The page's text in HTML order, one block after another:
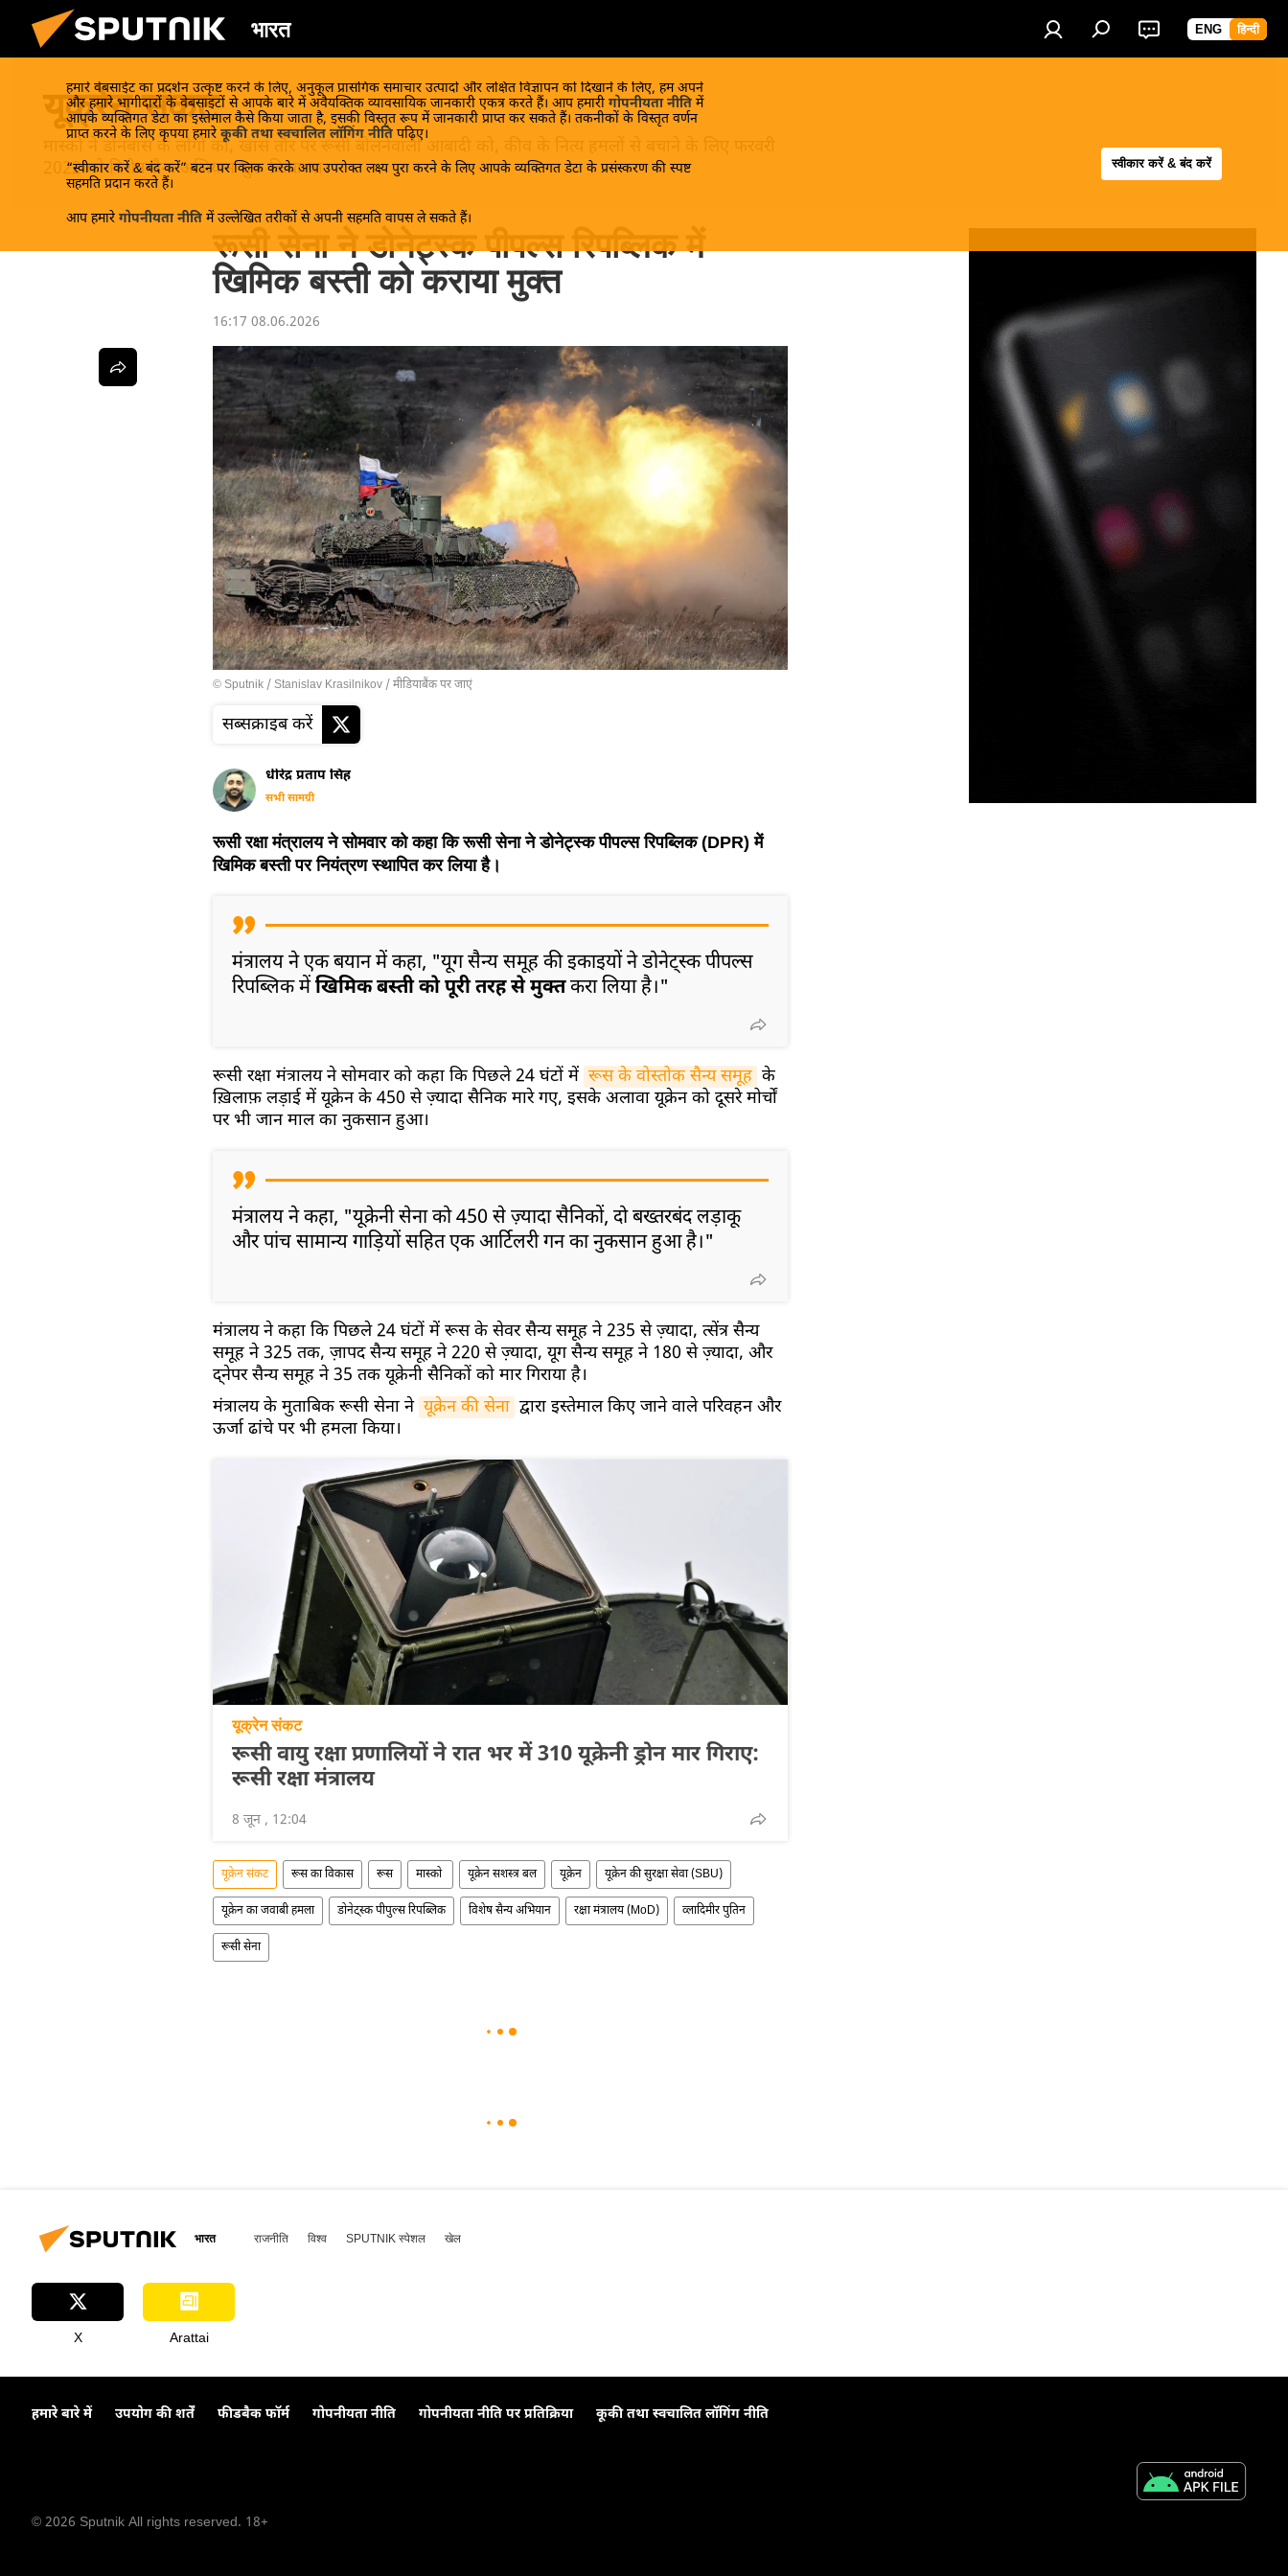
भारत ENG हिन्दी
हमारे वेबसाईट का प्रदर्शन उत्कृष्ट करने के लिए, अनुकूल प्रासंगिक समाचार उत्पादों और लक्षित विज्ञापन को दिखाने के लिए, हम अपने
और हमारे भागीदारों के वेबसाइटों से आपके बारे में अवैयक्तिक व्यावसायिक जानकारी एकत्र करते हैं। आप हमारी गोपनीयता नीति में
आपके व्यक्तिगत डेटा का इस्तेमाल कैसे किया जाता है, इसकी विस्तृत रूप में जानकारी प्राप्त कर सकते हैं। तकनीकों के विस्तृत वर्णन
प्राप्त करने के लिए कृपया हमारे कूकी तथा स्वचालित लॉगिंग नीति पढ़िए।
“स्वीकार करें & बंद करें” बटन पर क्लिक करके आप उपरोक्त लक्ष्य पुरा करने के लिए आपके व्यक्तिगत डेटा के प्रसंस्करण की स्पष्ट
सहमति प्रदान करते हैं।
आप हमारे गोपनीयता नीति में उल्लेखित तरीकों से अपनी सहमति वापस ले सकते हैं।
स्वीकार करें & बंद करें
यूक्रेन संकट
मास्को ने डोनबास के लोगों को, खास तौर पर रूसी बोलनेवाली आबादी को, कीव के नित्य हमलों से बचाने के लिए फरवरी
2022 को विशेष सैन्य अभियान शुरू किया था।
रूसी सेना ने डोनेट्स्क पीपल्स रिपब्लिक में
खिमिक बस्ती को कराया मुक्त
16:17 08.06.2026
© Sputnik / Stanislav Krasilnikov /मीडियाबैंक पर जाएं
सब्सक्राइब करें
धीरेंद्र प्रताप सिंह
सभी सामग्री
रूसी रक्षा मंत्रालय ने सोमवार को कहा कि रूसी सेना ने डोनेट्स्क पीपल्स रिपब्लिक (DPR) में
खिमिक बस्ती पर नियंत्रण स्थापित कर लिया है।
मंत्रालय ने एक बयान में कहा, "यूग सैन्य समूह की इकाइयों ने डोनेट्स्क पीपल्स
रिपब्लिक मेंखिमिक बस्ती को पूरी तरह से मुक्तकरा लिया है।"
रूसी रक्षा मंत्रालय ने सोमवार को कहा कि पिछले 24 घंटों में रूस के वोस्तोक सैन्य समूह के
ख़िलाफ़ लड़ाई में यूक्रेन के 450 से ज़्यादा सैनिक मारे गए, इसके अलावा यूक्रेन को दूसरे मोर्चों
पर भी जान माल का नुकसान हुआ।
मंत्रालय ने कहा, "यूक्रेनी सेना को 450 से ज़्यादा सैनिकों, दो बख्तरबंद लड़ाकू
और पांच सामान्य गाड़ियों सहित एक आर्टिलरी गन का नुकसान हुआ है।"
मंत्रालय ने कहा कि पिछले 24 घंटों में रूस के सेवर सैन्य समूह ने 235 से ज़्यादा, त्सेंत्र सैन्य
समूह ने 325 तक, ज़ापद सैन्य समूह ने 220 से ज़्यादा, यूग सैन्य समूह ने 180 से ज़्यादा, और
द्नेपर सैन्य समूह ने 35 तक यूक्रेनी सैनिकों को मार गिराया है।
मंत्रालय के मुताबिक रूसी सेना ने यूक्रेन की सेना द्वारा इस्तेमाल किए जाने वाले परिवहन और
ऊर्जा ढांचे पर भी हमला किया।
यूक्रेन संकट
रूसी वायु रक्षा प्रणालियों ने रात भर में 310 यूक्रेनी ड्रोन मार गिराए:
रूसी रक्षा मंत्रालय
8 जून , 12:04
यूक्रेन संकट रूस का विकास रूस मास्को यूक्रेन सशस्त्र बल यूक्रेन यूक्रेन की सुरक्षा सेवा (SBU)
यूक्रेन का जवाबी हमला डोनेट्स्क पीपुल्स रिपब्लिक विशेष सैन्य अभियान रक्षा मंत्रालय (MoD) व्लादिमीर पुतिन
रूसी सेना
भारत राजनीति विश्व SPUTNIK स्पेशल खेल
X Arattai
हमारे बारे में उपयोग की शर्तें फीडबैक फॉर्म गोपनीयता नीति गोपनीयता नीति पर प्रतिक्रिया कूकी तथा स्वचालित लॉगिंग नीति
© 2026 Sputnik All rights reserved. 18+